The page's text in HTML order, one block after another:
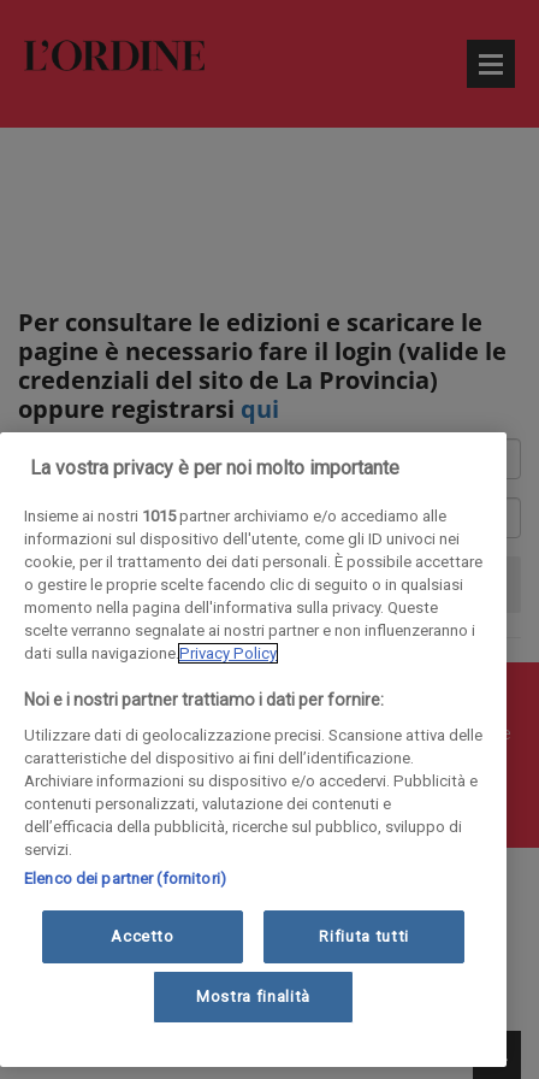
Per consultare le edizioni e scaricare le
pagine è necessario fare il login (valide le
credenziali del sito de La Provincia)
oppure registrarsi qui
© COPYRIGHT 2018 - La Provincia di Como Editoriale S.p.a.
P.IVA 00190490136 - E' vietata la riproduzione anche parziale
Iscritta al Registro Imprese di Como al n. 10410 | Capitale
Sociale Euro 1.884.300 i.v.
La vostra privacy è per noi molto importante
Insieme ai nostri 1015partner archiviamo e/o accediamo alle
informazioni sul dispositivo dell'utente, come gli ID univoci nei
cookie, per il trattamento dei dati personali. È possibile accettare
o gestire le proprie scelte facendo clic di seguito o in qualsiasi
momento nella pagina dell'informativa sulla privacy. Queste
scelte verranno segnalate ai nostri partner e non influenzeranno i
dati sulla navigazione. Privacy Policy
Noi e i nostri partner trattiamo i dati per fornire:
Utilizzare dati di geolocalizzazione precisi. Scansione attiva delle
caratteristiche del dispositivo ai fini dell’identificazione.
Archiviare informazioni su dispositivo e/o accedervi. Pubblicità e
contenuti personalizzati, valutazione dei contenuti e
dell’efficacia della pubblicità, ricerche sul pubblico, sviluppo di
servizi.
Elenco dei partner (fornitori)
Accetto Rifiuta tutti
Mostra finalità